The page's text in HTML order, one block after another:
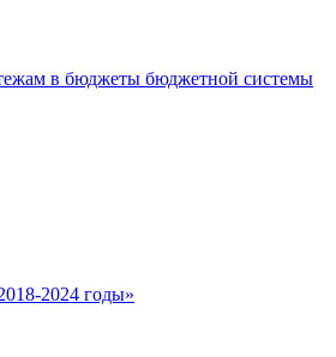
в бюджеты бюджетной системы
2024 годы»